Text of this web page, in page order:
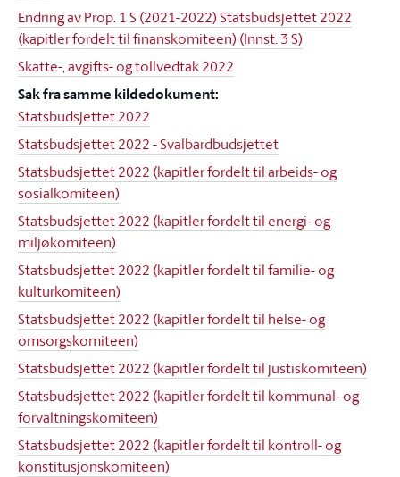
Endring av Prop. 1 S (2021-2022) Statsbudsjettet 2022
(kapitler fordelt til finanskomiteen) (Innst. 3 S)
Skatte-, avgifts- og tollvedtak 2022
Sak fra samme kildedokument:
Statsbudsjettet 2022
Statsbudsjettet 2022 - Svalbardbudsjettet
Statsbudsjettet 2022 (kapitler fordelt til arbeids- og
sosialkomiteen)
Statsbudsjettet 2022 (kapitler fordelt til energi- og
miljøkomiteen)
Statsbudsjettet 2022 (kapitler fordelt til familie- og
kulturkomiteen)
Statsbudsjettet 2022 (kapitler fordelt til helse- og
omsorgskomiteen)
Statsbudsjettet 2022 (kapitler fordelt til justiskomiteen)
Statsbudsjettet 2022 (kapitler fordelt til kommunal- og
forvaltningskomiteen)
Statsbudsjettet 2022 (kapitler fordelt til kontroll- og
konstitusjonskomiteen)